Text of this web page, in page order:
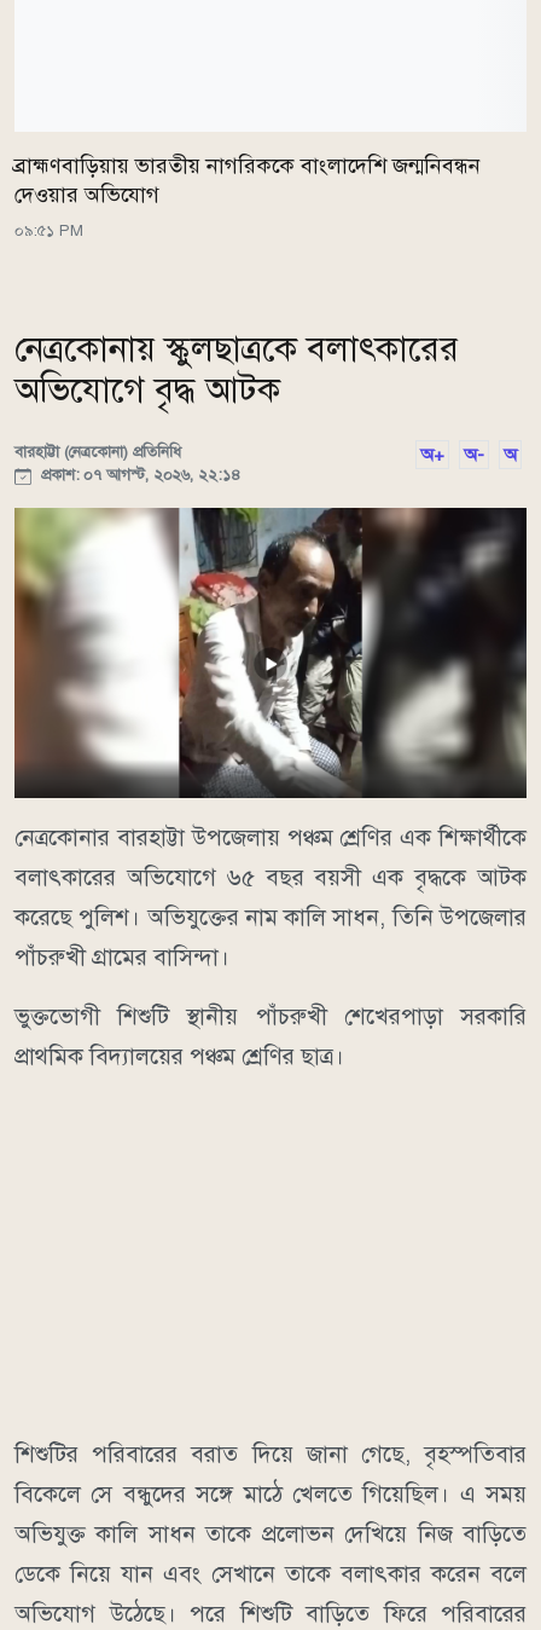
ব্রাহ্মণবাড়িয়ায় ভারতীয় নাগরিককে বাংলাদেশি জন্মনিবন্ধন
দেওয়ার অভিযোগ
০৯:৫১ PM
নেত্রকোনায় স্কুলছাত্রকে বলাৎকারের
অভিযোগে বৃদ্ধ আটক
বারহাট্টা (নেত্রকোনা) প্রতিনিধি
প্রকাশ: ০৭ আগস্ট, ২০২৬, ২২:১৪
অ+ অ- অ
নেত্রকোনার বারহাট্টা উপজেলায় পঞ্চম শ্রেণির এক শিক্ষার্থীকে
বলাৎকারের অভিযোগে ৬৫ বছর বয়সী এক বৃদ্ধকে আটক
করেছে পুলিশ। অভিযুক্তের নাম কালি সাধন, তিনি উপজেলার
পাঁচরুখী গ্রামের বাসিন্দা।
ভুক্তভোগী শিশুটি স্থানীয় পাঁচরুখী শেখেরপাড়া সরকারি
প্রাথমিক বিদ্যালয়ের পঞ্চম শ্রেণির ছাত্র।
শিশুটির পরিবারের বরাত দিয়ে জানা গেছে, বৃহস্পতিবার
বিকেলে সে বন্ধুদের সঙ্গে মাঠে খেলতে গিয়েছিল। এ সময়
অভিযুক্ত কালি সাধন তাকে প্রলোভন দেখিয়ে নিজ বাড়িতে
ডেকে নিয়ে যান এবং সেখানে তাকে বলাৎকার করেন বলে
অভিযোগ উঠেছে। পরে শিশুটি বাড়িতে ফিরে পরিবারের